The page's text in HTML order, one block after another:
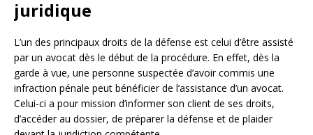
juridique
L’un des principaux droits de la défense est celui d’être assisté
par un avocat dès le début de la procédure. En effet, dès la
garde à vue, une personne suspectée d’avoir commis une
infraction pénale peut bénéficier de l’assistance d’un avocat.
Celui-ci a pour mission d’informer son client de ses droits,
d’accéder au dossier, de préparer la défense et de plaider